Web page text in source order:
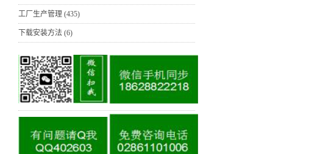
工厂生产管理 (435)
下载安装方法 (6)